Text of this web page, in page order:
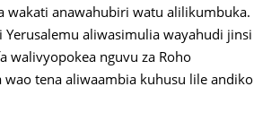
wakati anawahubiri watu alilikumbuka.
Yerusalemu aliwasimulia wayahudi jinsi
walivyopokea nguvu za Roho
wao tena aliwaambia kuhusu lile andiko